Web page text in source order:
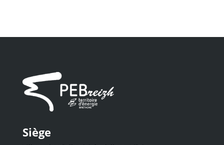
Siège